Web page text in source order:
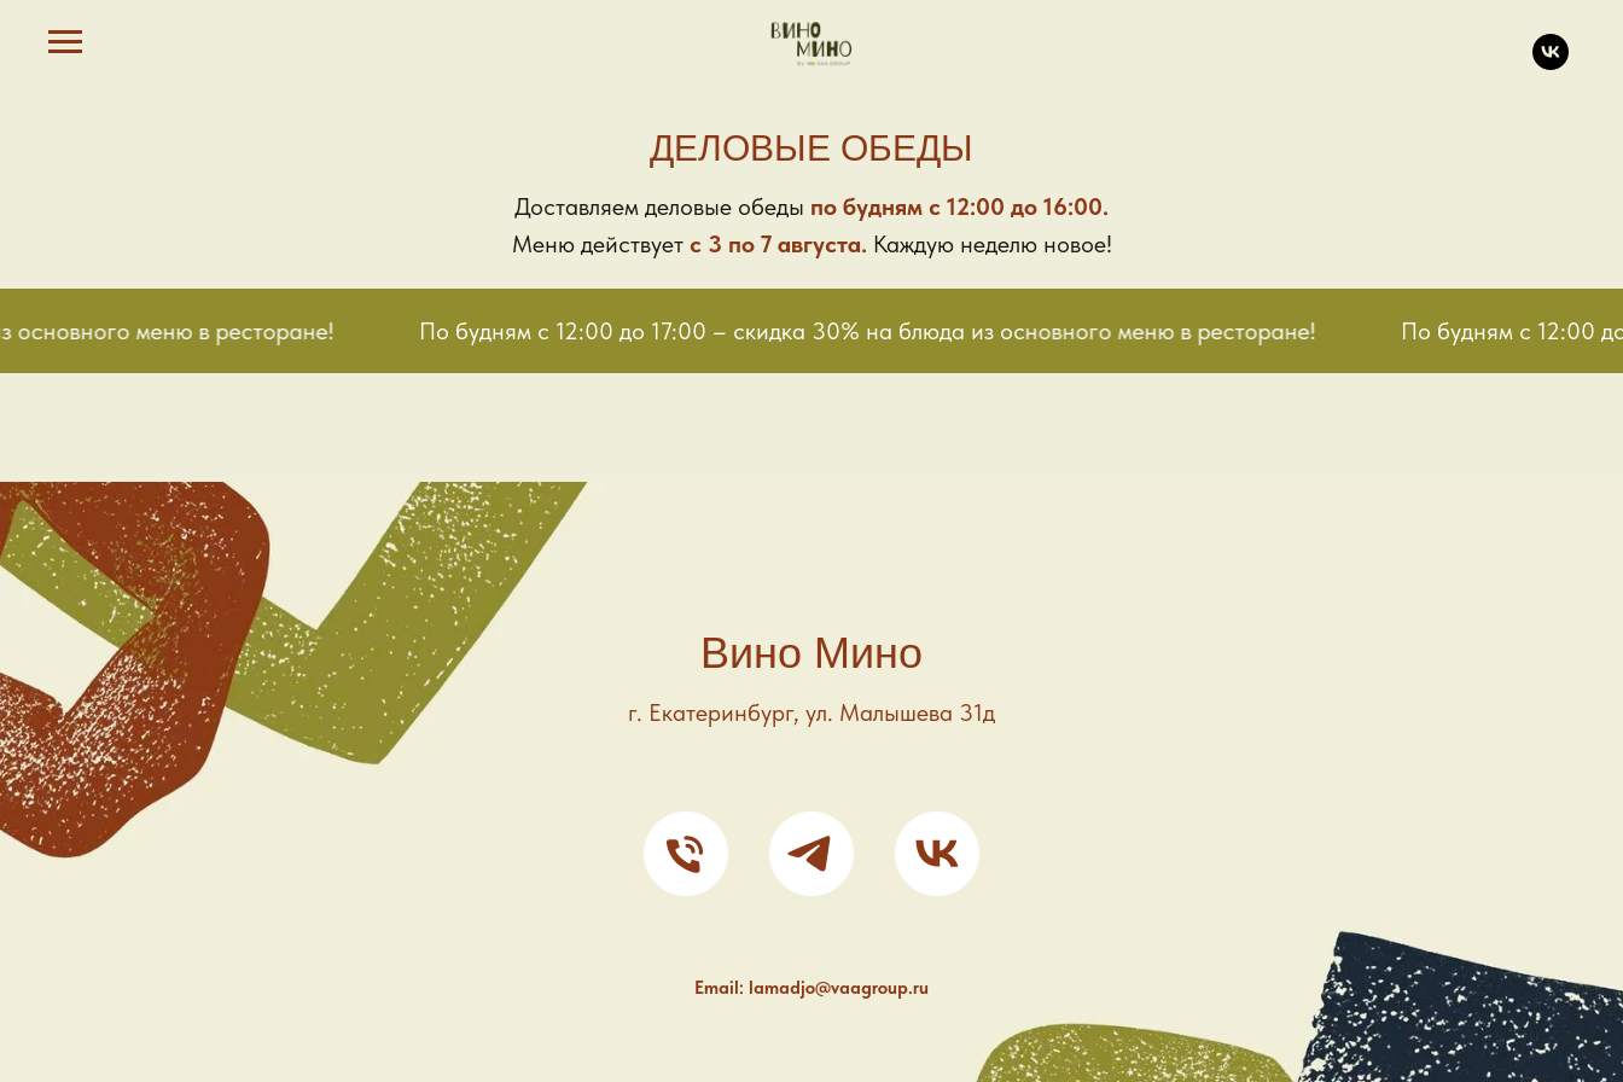
ДЕЛОВЫЕ ОБЕДЫ
Доставляем деловые обеды по будням с 12:00 до 16:00.
Меню действует с 3 по 7 августа. Каждую неделю новое!
меню в ресторане! По будням с 12:00 до 17:00 – скидка 30% на блюда из основного меню в ресторане! По будням с 12:00
Вино Мино
г. Екатеринбург, ул. Малышева 31д
Email: lamadjo@vaagroup.ru